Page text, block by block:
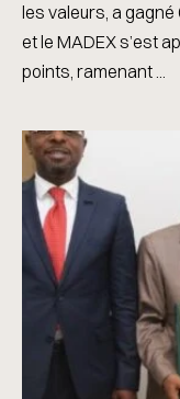
les valeurs, a
et le MADEX s’est
points, ramenant ...